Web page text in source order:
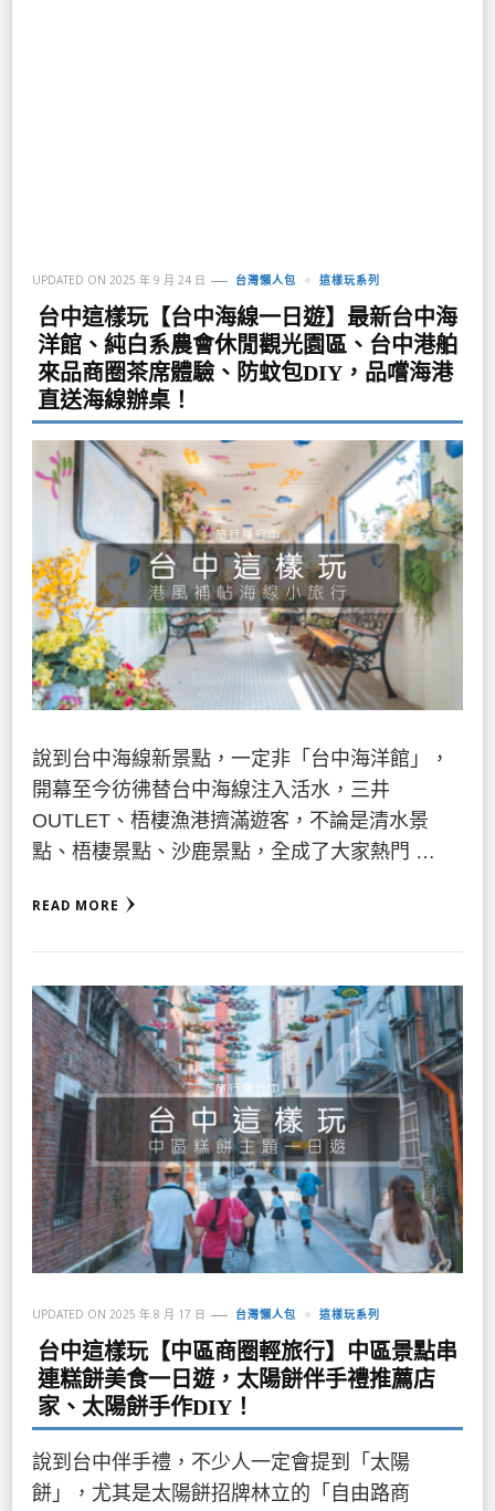
UPDATED ON 2025 年 9 月 24 日 台灣懶人包 這樣玩系列
台中這樣玩【台中海線一日遊】最新台中海
洋館、純白系農會休閒觀光園區、台中港舶
來品商圈茶席體驗、防蚊包DIY，品嚐海港
直送海線辦桌！
說到台中海線新景點，一定非「台中海洋館」，
開幕至今彷彿替台中海線注入活水，三井
OUTLET、梧棲漁港擠滿遊客，不論是清水景
點、梧棲景點、沙鹿景點，全成了大家熱門 …
READ MORE
UPDATED ON 2025 年 8 月 17 日 台灣懶人包 這樣玩系列
台中這樣玩【中區商圈輕旅行】中區景點串
連糕餅美食一日遊，太陽餅伴手禮推薦店
家、太陽餅手作DIY！
說到台中伴手禮，不少人一定會提到「太陽
餅」，尤其是太陽餅招牌林立的「自由路商